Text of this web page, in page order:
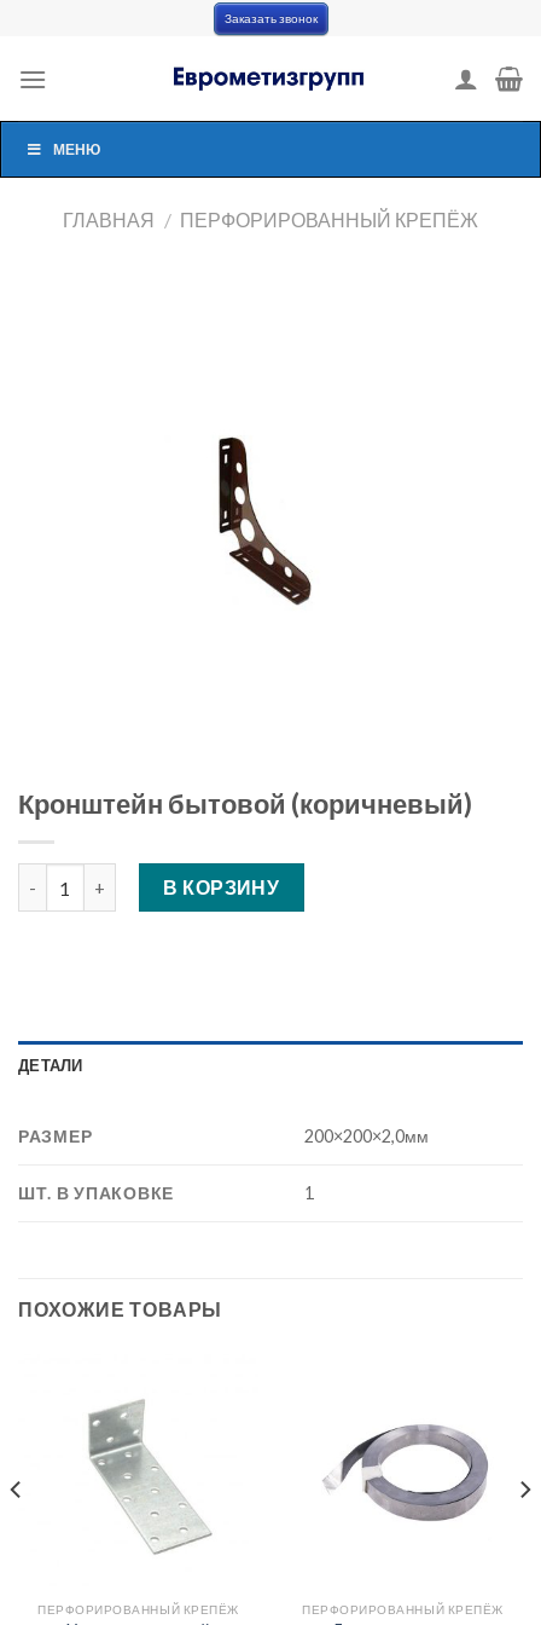
content
Заказать звонок
МЕНЮ
ГЛАВНАЯ / ПЕРФОРИРОВАННЫЙ КРЕПЁЖ
Кронштейн бытовой (коричневый)
Количество Кронштейн бытовой (коричневый)
В КОРЗИНУ
ДЕТАЛИ
РАЗМЕР 200×200×2,0мм
ШТ. В УПАКОВКЕ 1
ПОХОЖИЕ ТОВАРЫ
ПЕРФОРИРОВАННЫЙ КРЕПЁЖ ПЕРФОРИРОВАННЫЙ КРЕПЁЖ